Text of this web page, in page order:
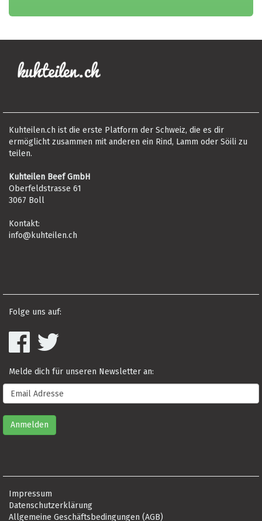
Kuhteilen.ch ist die erste Platform der Schweiz, die es dir
ermöglicht zusammen mit anderen ein Rind, Lamm oder Söili zu
teilen.
Kuhteilen Beef GmbH
Oberfeldstrasse 61
3067 Boll
Kontakt:
info@kuhteilen.ch
Folge uns auf:
Melde dich für unseren Newsletter an:
Impressum
Datenschutzerklärung
Allgemeine Geschäftsbedingungen (AGB)